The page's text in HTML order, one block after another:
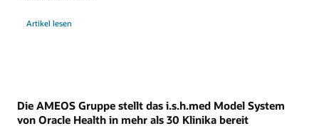
Artikel lesen
Die AMEOS Gruppe stellt das i.s.h.med Model System
von Oracle Health in mehr als 30 Klinika bereit